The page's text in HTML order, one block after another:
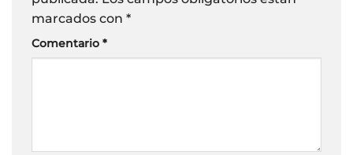
marcados con *
Comentario *